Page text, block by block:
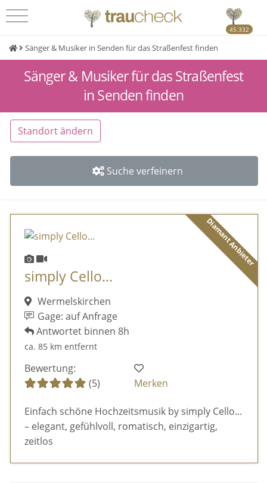
45.332
Sänger & Musiker in Senden für das Straßenfest finden
Sänger & Musiker für das Straßenfest
in Senden finden
Standort ändern
Suche verfeinern
Diamant Anbieter
simply Cello...
Wermelskirchen
Gage: auf Anfrage
Antwortet binnen 8h
ca. 85 km entfernt
Bewertung:
(5)
Merken
Einfach schöne Hochzeitsmusik by simply Cello...
– elegant, gefühlvoll, romatisch, einzigartig,
zeitlos